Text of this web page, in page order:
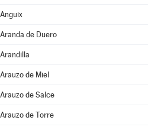
Anguix
Aranda de Duero
Arandilla
Arauzo de Miel
Arauzo de Salce
Arauzo de Torre